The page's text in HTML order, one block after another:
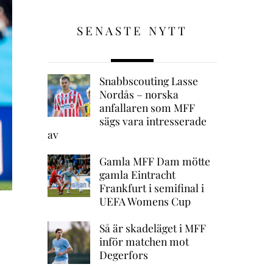
SENASTE NYTT
Snabbscouting Lasse
Nordås – norska
anfallaren som MFF
sägs vara intresserade
av
Gamla MFF Dam mötte
gamla Eintracht
Frankfurt i semifinal i
UEFA Womens Cup
Så är skadeläget i MFF
inför matchen mot
Degerfors